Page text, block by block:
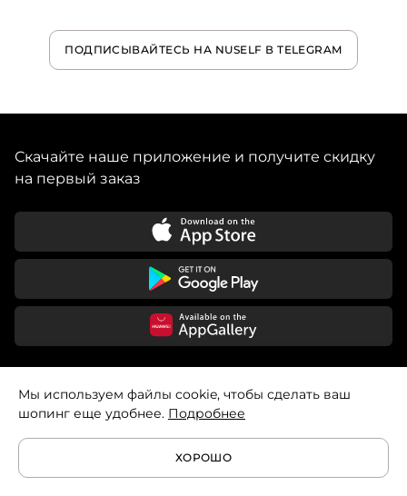
ПОДПИСЫВАЙТЕСЬ НА NUSELF В TELEGRAM
Скачайте наше приложение и получите скидку
на первый заказ
8 499 372 30 93
8 800 302 30 93
Мы используем файлы cookie, чтобы сделать ваш
шопинг еще удобнее. Подробнее
ХОРОШО